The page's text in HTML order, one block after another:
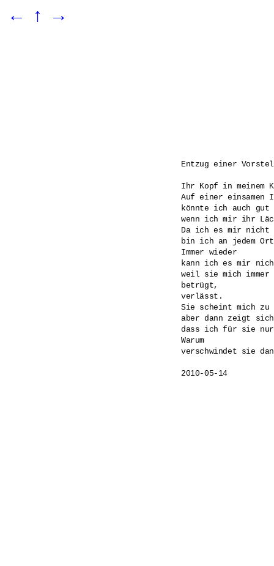
← ↑ →
Entzug einer
Ihr Kopf in meinem
Auf einer einsamen
könnte ich auch gut
wenn ich mir ihr
Da ich es mir nicht
bin ich an jedem
Immer wieder
kann ich es mir
weil sie mich
betrügt,
verlässt.
Sie scheint mich
aber dann zeigt
dass ich für sie
Warum
verschwindet sie